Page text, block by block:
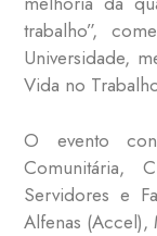
trabalho”,
Universidade,
Vida no
O evento
Comunitária,
Servidores e
Alfenas (Accel),